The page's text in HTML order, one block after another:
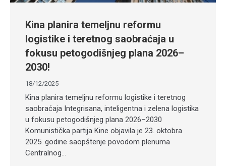
Kina planira temeljnu reformu
logistike i teretnog saobraćaja u
fokusu petogodišnjeg plana 2026–
2030!
18/12/2025
Kina planira temeljnu reformu logistike i teretnog
saobraćaja Integrisana, inteligentna i zelena logistika
u fokusu petogodišnjeg plana 2026–2030
Komunistička partija Kine objavila je 23. oktobra
2025. godine saopštenje povodom plenuma
Centralnog…